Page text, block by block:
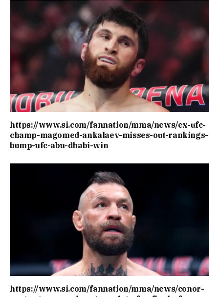
https://www.si.com/fannation/mma/news/ex-ufc-
champ-magomed-ankalaev-misses-out-rankings-
bump-ufc-abu-dhabi-win
https://www.si.com/fannation/mma/news/conor-